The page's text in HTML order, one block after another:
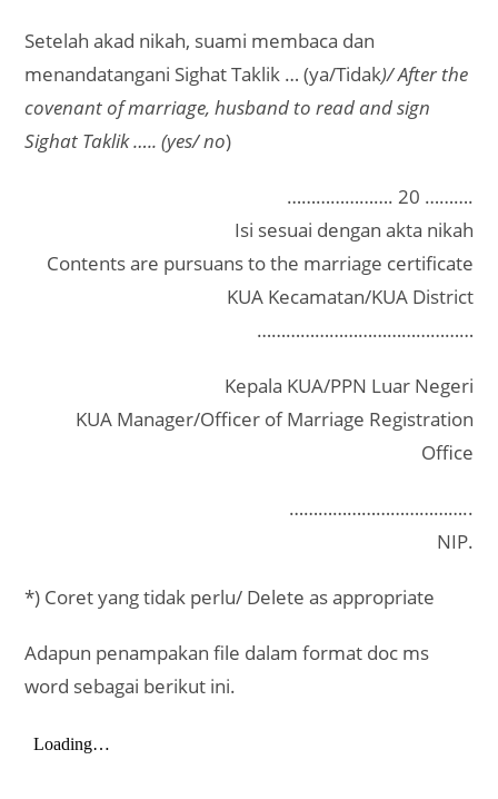
Setelah akad nikah, suami membaca dan
menandatangani Sighat Taklik … (ya/Tidak)/ After the
covenant of marriage, husband to read and sign
Sighat Taklik ….. (yes/ no)
…………………. 20 ……….
Isi sesuai dengan akta nikah
Contents are pursuans to the marriage certificate
KUA Kecamatan/KUA District
………………………………………
Kepala KUA/PPN Luar Negeri
KUA Manager/Officer of Marriage Registration
Office
………………………………..
NIP.
*) Coret yang tidak perlu/ Delete as appropriate
Adapun penampakan file dalam format doc ms
word sebagai berikut ini.